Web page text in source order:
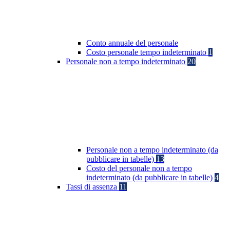
Conto annuale del personale
Costo personale tempo indeterminato 1
Personale non a tempo indeterminato 20
Personale non a tempo indeterminato (da
pubblicare in tabelle) 13
Costo del personale non a tempo
indeterminato (da pubblicare in tabelle) 4
Tassi di assenza 11